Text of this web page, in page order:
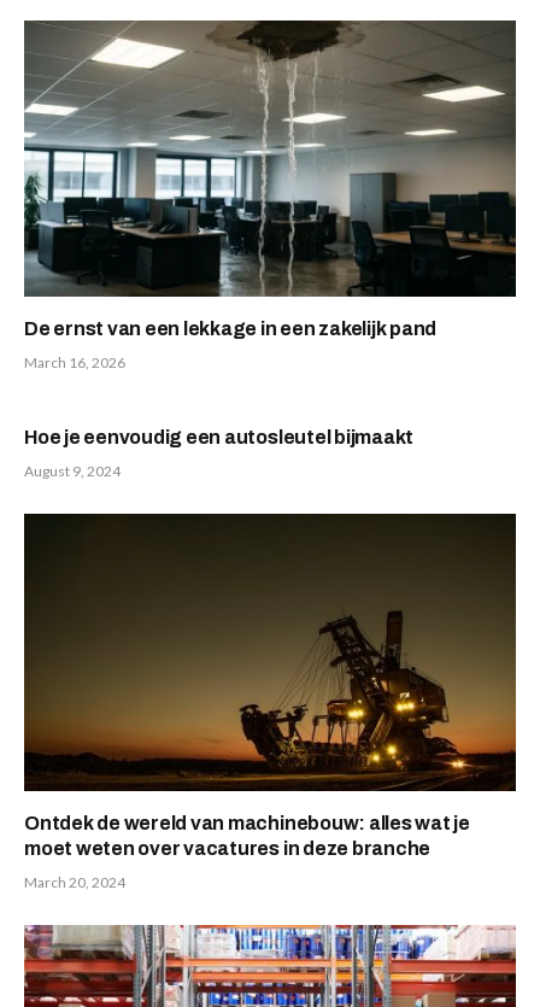
De ernst van een lekkage in een zakelijk pand
March 16, 2026
Hoe je eenvoudig een autosleutel bijmaakt
August 9, 2024
Ontdek de wereld van machinebouw: alles wat je
moet weten over vacatures in deze branche
March 20, 2024